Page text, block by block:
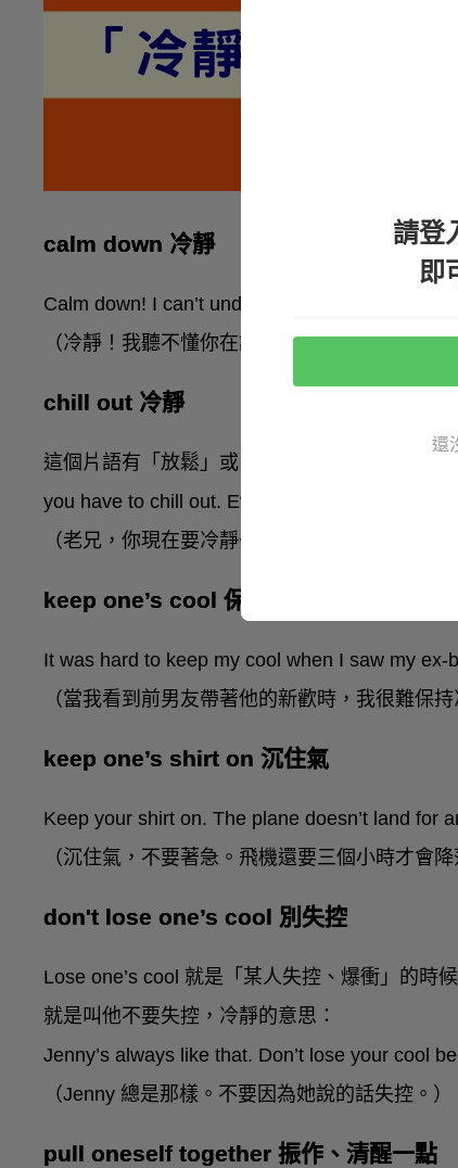
calm down 冷靜
Calm down! I can’t understand anything you’re
（冷靜！我聽不懂你在說什麼。）
chill out 冷靜
這個片語有「放鬆」或「冷靜」的意思。朋友
you have to chill out. Everything’s gonna be fine.
（老兄，你現在要冷靜一下。一切會沒事的。）
keep one’s cool 保持冷靜
It was hard to keep my cool when I saw my
（當我看到前男友帶著他的新歡時，我很難保持
keep one’s shirt on 沉住氣
Keep your shirt on. The plane doesn’t land for
（沉住氣，不要著急。飛機還要三個小時才會降
don't lose one’s cool 別失控
Lose one’s cool 就是「某人失控、爆衝」的時
就是叫他不要失控，冷靜的意思：
Jenny’s always like that. Don’t lose your cool
（Jenny 總是那樣。不要因為她說的話失控。）
pull oneself together 振作、清醒一點
請登
即
還